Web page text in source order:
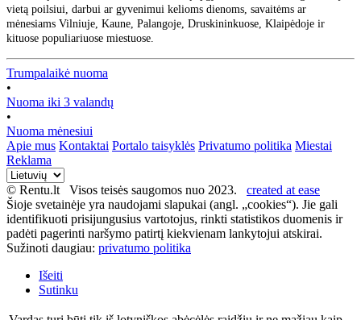
vietą poilsiui, darbui ar gyvenimui kelioms dienoms, savaitėms ar
mėnesiams Vilniuje, Kaune, Palangoje, Druskininkuose, Klaipėdoje ir
kituose populiariuose miestuose.
Trumpalaikė nuoma
•
Nuoma iki 3 valandų
•
Nuoma mėnesiui
Apie mus Kontaktai Portalo taisyklės Privatumo politika Miestai
Reklama
© Rentu.lt Visos teisės saugomos nuo 2023. created at ease
Šioje svetainėje yra naudojami slapukai (angl. „cookies“). Jie gali
identifikuoti prisijungusius vartotojus, rinkti statistikos duomenis ir
padėti pagerinti naršymo patirtį kiekvienam lankytojui atskirai.
Sužinoti daugiau: privatumo politika
Išeiti
Sutinku